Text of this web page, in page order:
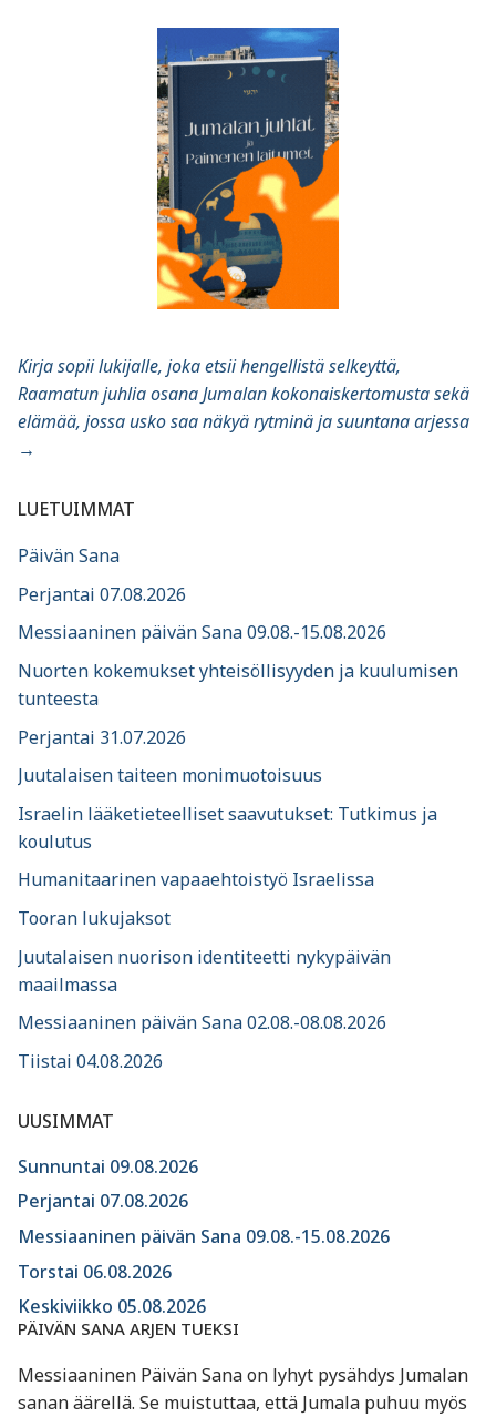
Kirja sopii lukijalle, joka etsii hengellistä selkeyttä,
Raamatun juhlia osana Jumalan kokonaiskertomusta sekä
elämää, jossa usko saa näkyä rytminä ja suuntana arjessa
→
LUETUIMMAT
Päivän Sana
Perjantai 07.08.2026
Messiaaninen päivän Sana 09.08.-15.08.2026
Nuorten kokemukset yhteisöllisyyden ja kuulumisen
tunteesta
Perjantai 31.07.2026
Juutalaisen taiteen monimuotoisuus
Israelin lääketieteelliset saavutukset: Tutkimus ja
koulutus
Humanitaarinen vapaaehtoistyö Israelissa
Tooran lukujaksot
Juutalaisen nuorison identiteetti nykypäivän
maailmassa
Messiaaninen päivän Sana 02.08.-08.08.2026
Tiistai 04.08.2026
UUSIMMAT
Sunnuntai 09.08.2026
Perjantai 07.08.2026
Messiaaninen päivän Sana 09.08.-15.08.2026
Torstai 06.08.2026
Keskiviikko 05.08.2026
PÄIVÄN SANA ARJEN TUEKSI
Messiaaninen Päivän Sana on lyhyt pysähdys Jumalan
sanan äärellä. Se muistuttaa, että Jumala puhuu myös